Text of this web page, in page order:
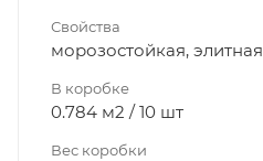
Свойства
морозостойкая, элитная
В коробке
0.784 м2 / 10 шт
Вес коробки